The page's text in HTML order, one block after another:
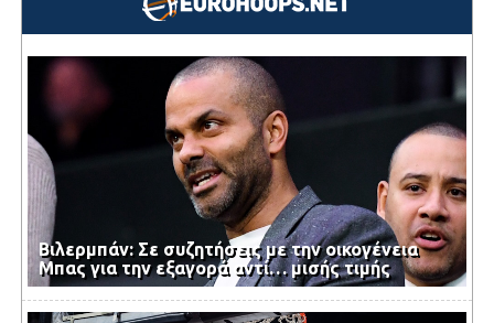
Βιλερμπάν: Σε συζητήσεις με την οικογένεια
Μπας για την εξαγορά αντί… μισής τιμής